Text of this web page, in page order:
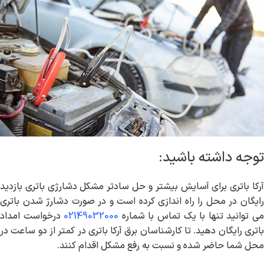
توجه داشته باشید:
آرکا باتری برای آسایش بیشتر و حل سادتر مشکل دشارژی باتری بازدید
رایگان در محل را راه اندازی کرده است و در صورت دشارژ شدن باتری
می توانید تنها با یک تماس با شماره 02149032000 درخواست امداد
باتری رایگان دهید. تا کارشناسان برق آرکا باتری در کمتر از دو ساعت در
محل شما حاضر شده و نسبت به رفع مشکل اقدام کنند.